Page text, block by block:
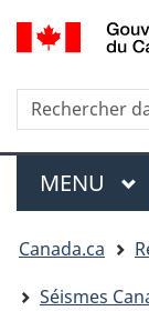
Rechercher
dans
Canada.ca
Menu
MENU
êtes
ici
Canada.ca
Séismes